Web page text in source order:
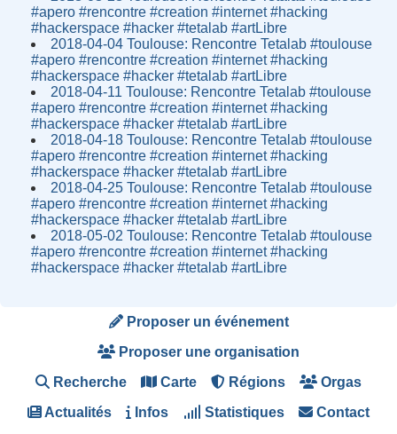
#apero #rencontre #creation #internet #hacking
#hackerspace #hacker #tetalab #artLibre
2018-04-04 Toulouse: Rencontre Tetalab #toulouse
#apero #rencontre #creation #internet #hacking
#hackerspace #hacker #tetalab #artLibre
2018-04-11 Toulouse: Rencontre Tetalab #toulouse
#apero #rencontre #creation #internet #hacking
#hackerspace #hacker #tetalab #artLibre
2018-04-18 Toulouse: Rencontre Tetalab #toulouse
#apero #rencontre #creation #internet #hacking
#hackerspace #hacker #tetalab #artLibre
2018-04-25 Toulouse: Rencontre Tetalab #toulouse
#apero #rencontre #creation #internet #hacking
#hackerspace #hacker #tetalab #artLibre
2018-05-02 Toulouse: Rencontre Tetalab #toulouse
#apero #rencontre #creation #internet #hacking
#hackerspace #hacker #tetalab #artLibre
Proposer un événement
Proposer une organisation
Recherche Carte Régions Orgas
Actualités Infos Statistiques Contact